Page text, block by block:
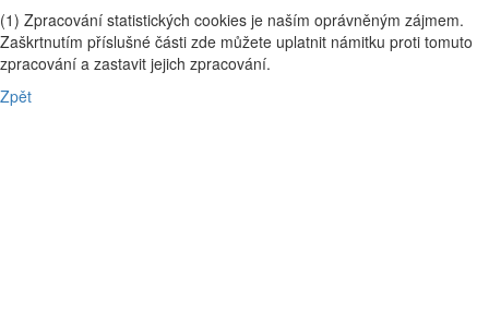
(1) Zpracování statistických cookies je naším oprávněným zájmem.
Zaškrtnutím příslušné části zde můžete uplatnit námitku proti tomuto
zpracování a zastavit jejich zpracování.
Zpět